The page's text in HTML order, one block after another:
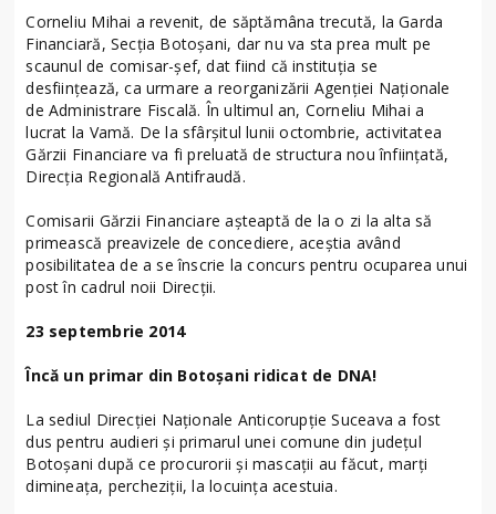
Corneliu Mihai a revenit, de săptămâna trecută, la Garda
Financiară, Secţia Botoşani, dar nu va sta prea mult pe
scaunul de comisar-şef, dat fiind că instituţia se
desfiinţează, ca urmare a reorganizării Agenţiei Naţionale
de Administrare Fiscală. În ultimul an, Corneliu Mihai a
lucrat la Vamă. De la sfârşitul lunii octombrie, activitatea
Gărzii Financiare va fi preluată de structura nou înfiinţată,
Direcţia Regională Antifraudă.
Comisarii Gărzii Financiare aşteaptă de la o zi la alta să
primească preavizele de concediere, aceştia având
posibilitatea de a se înscrie la concurs pentru ocuparea unui
post în cadrul noii Direcţii.
23 septembrie 2014
Încă un primar din Botoşani ridicat de DNA!
La sediul Direcţiei Naţionale Anticorupţie Suceava a fost
dus pentru audieri şi primarul unei comune din judeţul
Botoşani după ce procurorii şi mascaţii au făcut, marţi
dimineaţa, percheziţii, la locuinţa acestuia.